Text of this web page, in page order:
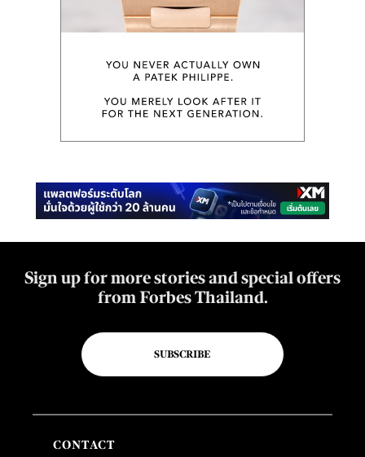
Sign up for more stories and special offers
from Forbes Thailand.
SUBSCRIBE
CONTACT